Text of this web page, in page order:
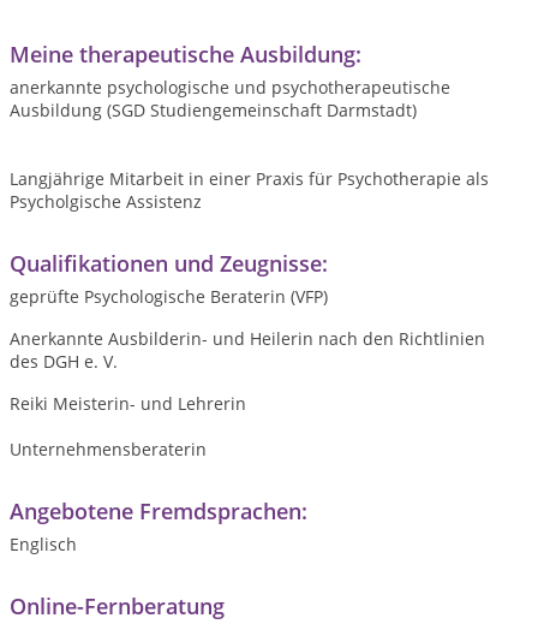
Meine therapeutische Ausbildung:
anerkannte psychologische und psychotherapeutische
Ausbildung (SGD Studiengemeinschaft Darmstadt)
Langjährige Mitarbeit in einer Praxis für Psychotherapie als
Psycholgische Assistenz
Qualifikationen und Zeugnisse:
geprüfte Psychologische Beraterin (VFP)
Anerkannte Ausbilderin- und Heilerin nach den Richtlinien
des DGH e. V.
Reiki Meisterin- und Lehrerin
Unternehmensberaterin
Angebotene Fremdsprachen:
Englisch
Online-Fernberatung